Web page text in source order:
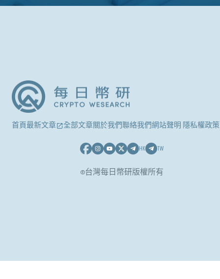
首頁最新文章 全部文章關於我們聯絡我們網站聲明 隱私權政策
HK TW
©台灣每日幣研版權所有